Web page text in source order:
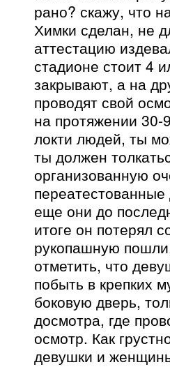
рано? скажу, что
Химки сделан, не
аттестацию
стадионе стоит 4
закрывают, а на
проводят свой
на протяжении
локти людей, ты
ты должен
организованную
еще они до
итоге он потерял
рукопашную
отметить, что
побыть в крепких
боковую дверь,
досмотра, где
осмотр. Как
девушки и